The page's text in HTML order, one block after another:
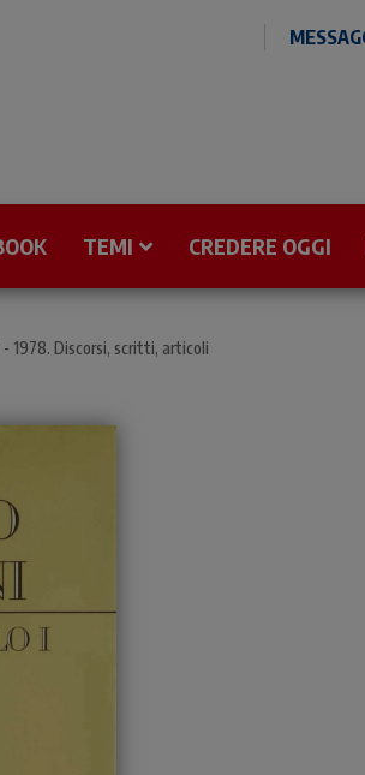
TEMI CREDERE OGGI
1978. Discorsi, scritti, articoli